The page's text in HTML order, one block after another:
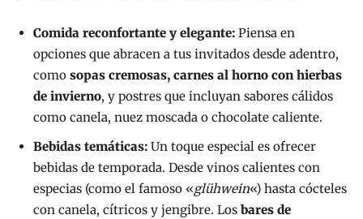
Comida reconfortante y elegante: Piensa en
opciones que abracen a tus invitados desde adentro,
como sopas cremosas, carnes al horno con hierbas
de invierno, y postres que incluyan sabores cálidos
como canela, nuez moscada o chocolate caliente.
Bebidas temáticas: Un toque especial es ofrecer
bebidas de temporada. Desde vinos calientes con
especias (como el famoso «glühwein«) hasta cócteles
con canela, cítricos y jengibre. Los bares de